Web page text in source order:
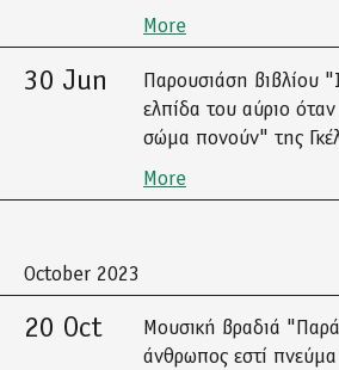
More
30 Jun
Παρουσιάση βιβλίου
ελπίδα του αύριο
σώμα πονούν" της
More
October 2023
20 Oct
Μουσική βραδιά
άνθρωπος εστί